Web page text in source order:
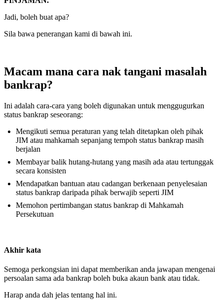
Jadi, boleh buat apa?
Sila bawa penerangan kami di bawah ini.
Macam mana cara nak tangani masalah
bankrap?
Ini adalah cara-cara yang boleh digunakan untuk menggugurkan
status bankrap seseorang:
Mengikuti semua peraturan yang telah ditetapkan oleh pihak
JIM atau mahkamah sepanjang tempoh status bankrap masih
berjalan
Membayar balik hutang-hutang yang masih ada atau tertunggak
secara konsisten
Mendapatkan bantuan atau cadangan berkenaan penyelesaian
status bankrap daripada pihak berwajib seperti JIM
Memohon pertimbangan status bankrap di Mahkamah
Persekutuan
Akhir kata
Semoga perkongsian ini dapat memberikan anda jawapan mengenai
persoalan sama ada bankrap boleh buka akaun bank atau tidak.
Harap anda dah jelas tentang hal ini.